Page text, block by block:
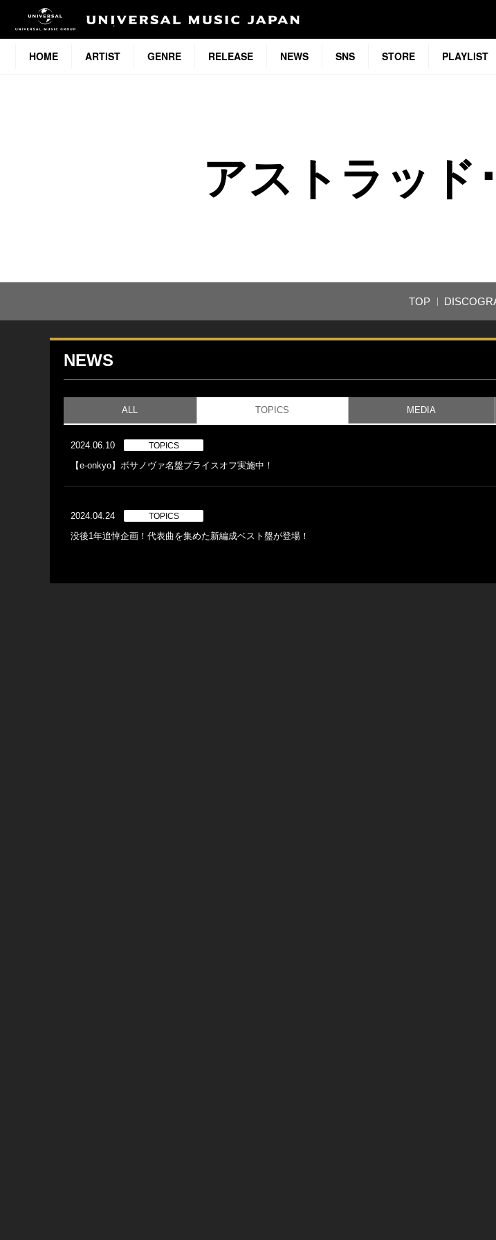
HOME ARTIST GENRE RELEASE NEWS SNS STORE PLAYLIST
アストラッド
TOP
NEWS
ALL TOPICS MEDIA
2024.06.10 TOPICS
【e-onkyo】ボサノヴァ名盤プライスオフ実施中！
2024.04.24 TOPICS
没後1年追悼企画！代表曲を集めた新編成ベスト盤が登場！